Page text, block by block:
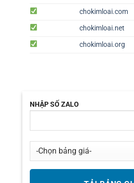
chokimloai.com
chokimloai.net
chokimloai.org
NHẬP SỐ ZALO